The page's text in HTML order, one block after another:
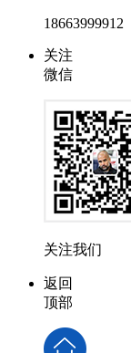
18663999912
关注
微信
关注我们
返回
顶部